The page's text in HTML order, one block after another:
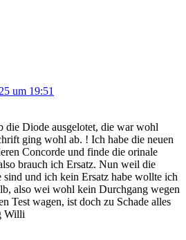
um 19:51
die Diode ausgelotet, die war wohl
ging wohl ab. ! Ich habe die neuen
Concorde und finde die orinale
brauch ich Ersatz. Nun weil die
sind und ich kein Ersatz habe wollte ich
also wei wohl kein Durchgang wegen
Test wagen, ist doch zu Schade alles
Willi